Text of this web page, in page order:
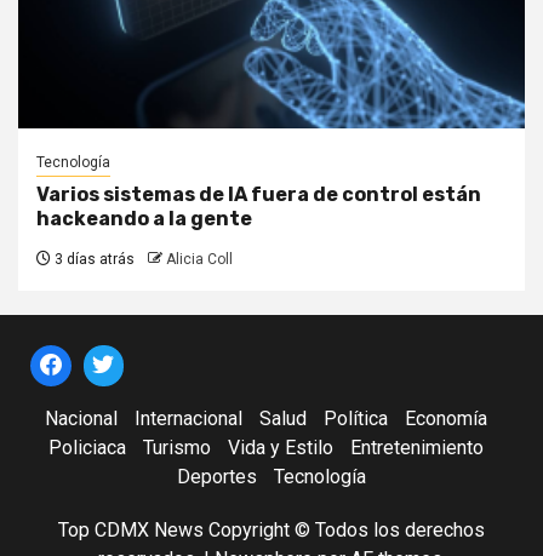
Tecnología
Varios sistemas de IA fuera de control están
hackeando a la gente
3 días atrás Alicia Coll
Nacional Internacional Salud Política
Economía
Policiaca
Turismo Vida y Estilo
Entretenimiento
Deportes
Tecnología
Top CDMX News Copyright © Todos los derechos